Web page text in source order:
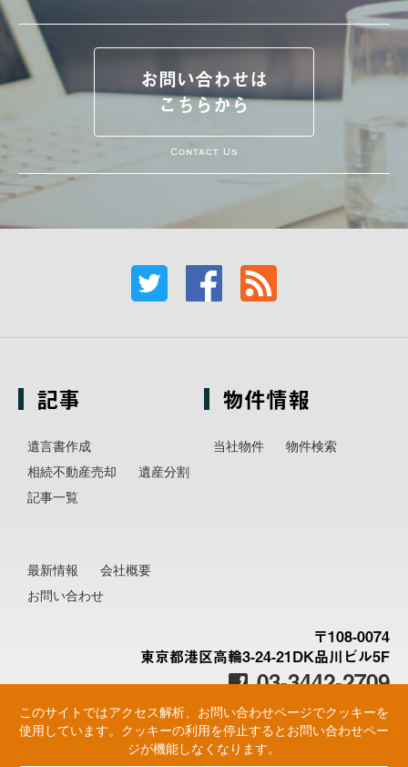
お問い合わせは
こちらから
Contact Us
記事
遺言書作成
相続不動産売却
遺産分割
記事一覧
物件情報
当社物件 物件検索
最新情報
会社概要
お問い合わせ
〒108-0074
東京都港区高輪3-24-21DK品川ビル5F
03-3442-2709
このサイトではアクセス解析、お問い合わせページでクッキーを
使用しています。クッキーの利用を停止するとお問い合わせペー
ジが機能しなくなります。